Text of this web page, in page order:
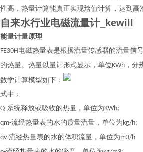
性高，热量计算能真正实现焓值计算，达到高
自来水行业电磁流量计_kewill
能量计量原理
FE30H电磁热量表是根据流量传感器的流量信
的热量。热量以量计形式显示，单位KWh ，分
数学计算模型如下：
式中：
Q-系统释放或吸收的热量，单位为KWh;
qm-流经热量表的水的质量流量，单位为kg/h;
qv-流经热量表的水的体积流量，单位为m3/h